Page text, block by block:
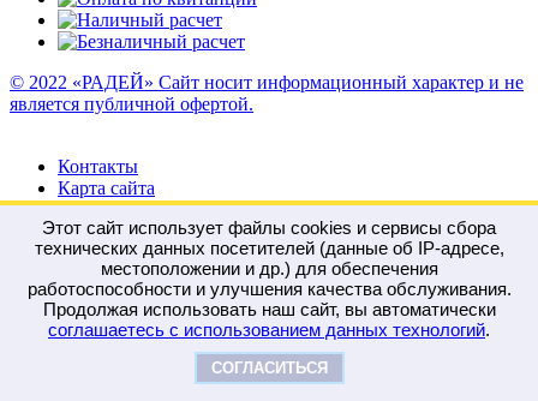
© 2022 «РАДЕЙ» Сайт носит информационный характер и не
является публичной офертой.
Контакты
Карта сайта
Войти
Регистрация
Сравнение 0
Отложенные 0
руб.
Этот сайт использует файлы cookies и сервисы сбора
технических данных посетителей (данные об IP-адресе,
местоположении и др.) для обеспечения
работоспособности и улучшения качества обслуживания.
Продолжая использовать наш сайт, вы автоматически
соглашаетесь с использованием данных технологий.
СОГЛАСИТЬСЯ